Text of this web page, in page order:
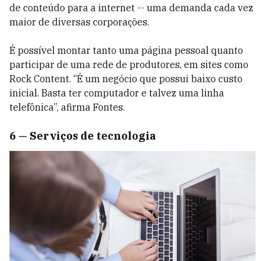
de conteúdo para a internet -- uma demanda cada vez
maior de diversas corporações.
É possível montar tanto uma página pessoal quanto
participar de uma rede de produtores, em sites como
Rock Content. “É um negócio que possui baixo custo
inicial. Basta ter computador e talvez uma linha
telefônica”, afirma Fontes.
6 — Serviços de tecnologia